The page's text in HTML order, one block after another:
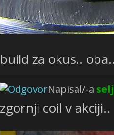
build za okus..
Napisal/-a
zgornji coil v akciji..